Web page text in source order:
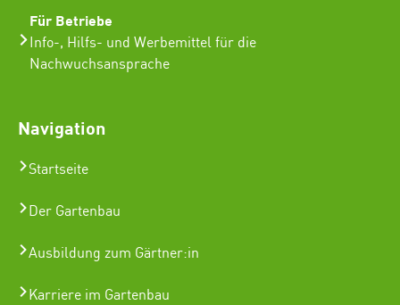
Für Betriebe
Info-, Hilfs- und Werbemittel für die
Nachwuchsansprache
Navigation
Startseite
Der Gartenbau
Ausbildung zum Gärtner:in
Karriere im Gartenbau